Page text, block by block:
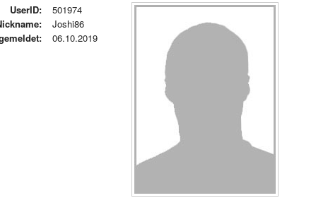
UserID:
501974
Joshi86
06.10.2019